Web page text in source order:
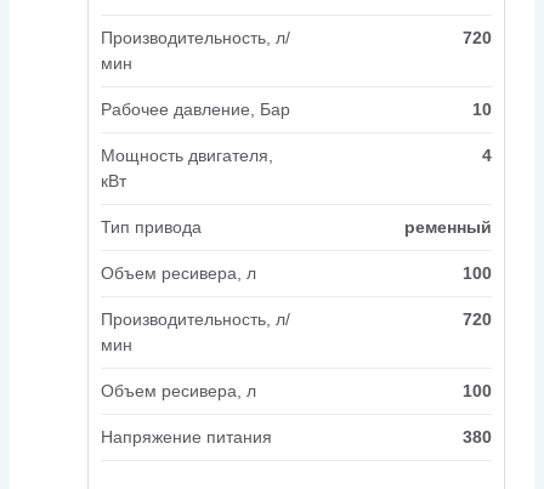
Производительность, л/
мин
720
Рабочее давление, Бар 10
Мощность двигателя,
кВт
4
Тип привода ременный
Объем ресивера, л 100
Производительность, л/
мин
720
Объем ресивера, л 100
Напряжение питания 380